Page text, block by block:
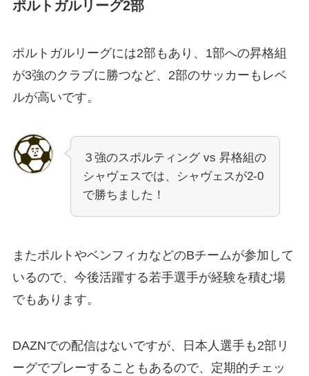
ポルトガルリーグ2部
ポルトガルリーグには2部もあり、1部への昇格組
が3強のクラブに勝つなど、2部のサッカーもレベ
ルが高いです。
３強のスポルティング vs 昇格組の
シャヴェスでは、シャヴェスが2-0
で勝ちました！
またポルトやベンフィカなどのBチームが参加して
いるので、今後活躍する若手選手が経験を積む場
でもあります。
DAZNでの配信はないですが、日本人選手も2部リ
ーグでプレーすることもあるので、定期的チェッ